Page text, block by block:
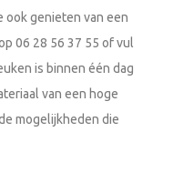
ook genieten van een
06 28 56 37 55 of vul
is binnen één dag
van een hoge
mogelijkheden die